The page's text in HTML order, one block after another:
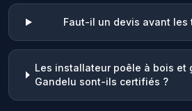
Faut-il un devis avant les
Les installateur poêle à bois et
Gandelu sont-ils certifiés ?